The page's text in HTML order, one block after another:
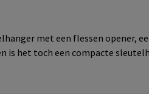
met een flessen opener,
is het toch een compacte